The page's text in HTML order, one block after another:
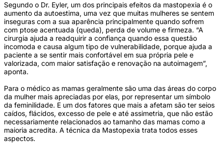
Segundo o Dr. Eyler, um dos principais efeitos da mastopexia é o
aumento da autoestima, uma vez que muitas mulheres se sentem
inseguras com a sua aparência principalmente quando sofrem
com ptose acentuada (queda), perda de volume e firmeza. “A
cirurgia ajuda a readquirir a confiança quando essa questão
incomoda e causa algum tipo de vulnerabilidade, porque ajuda a
paciente a se sentir mais confortável em sua própria pele e
valorizada, com maior satisfação e renovação na autoimagem”,
aponta.
Para o médico as mamas geralmente são uma das áreas do corpo
da mulher mais apreciadas por elas, por representar um símbolo
da feminilidade. E um dos fatores que mais a afetam são ter seios
caídos, flácidos, excesso de pele e até assimetria, que não estão
necessariamente relacionados ao tamanho das mamas como a
maioria acredita. A técnica da Mastopexia trata todos esses
aspectos.